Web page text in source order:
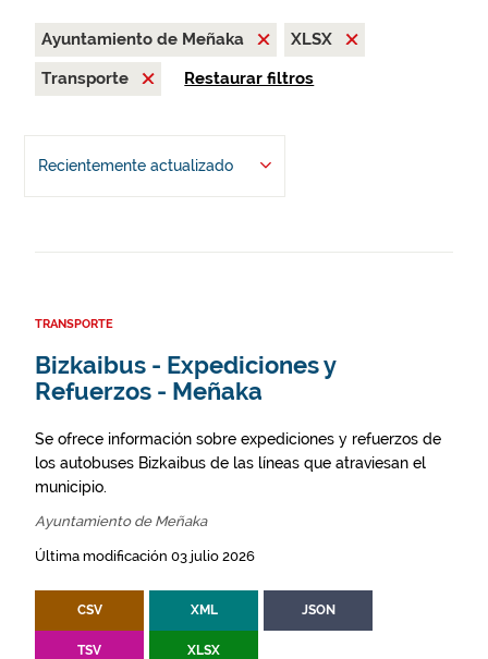
Ayuntamiento de Meñaka
XLSX
Transporte
Restaurar filtros
Recientemente actualizado
TRANSPORTE
Bizkaibus - Expediciones y
Refuerzos - Meñaka
Se ofrece información sobre expediciones y refuerzos de
los autobuses Bizkaibus de las líneas que atraviesan el
municipio.
Ayuntamiento de Meñaka
Última modificación 03 julio 2026
CSV XML JSON
TSV XLSX